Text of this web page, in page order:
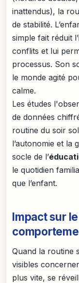
inattendus), la
de stabilité.
simple fait réduit
conflits et lui
processus. Son
le monde agité
calme.
Les études
de données
routine du soir
l’autonomie et la
socle de l’
le quotidien
que l’enfant.
Impact sur
Quand la routine
visibles
plus vite, se